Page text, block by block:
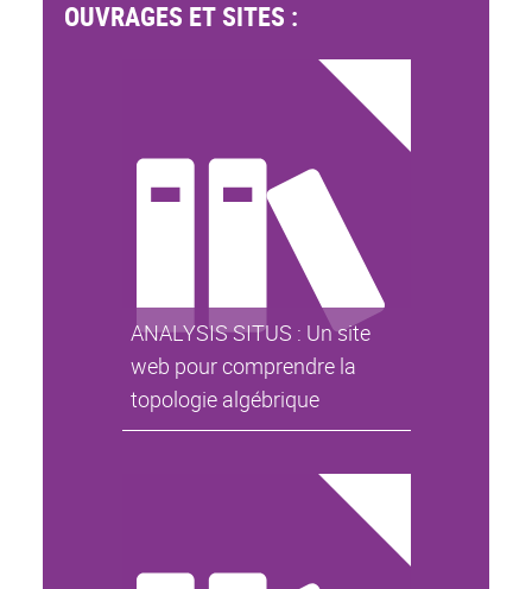
OUVRAGES ET SITES :
ANALYSIS SITUS : Un site
web pour comprendre la
topologie algébrique